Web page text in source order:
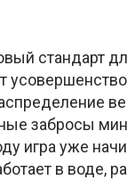
стандарт
забросы
игра уже
в воде,